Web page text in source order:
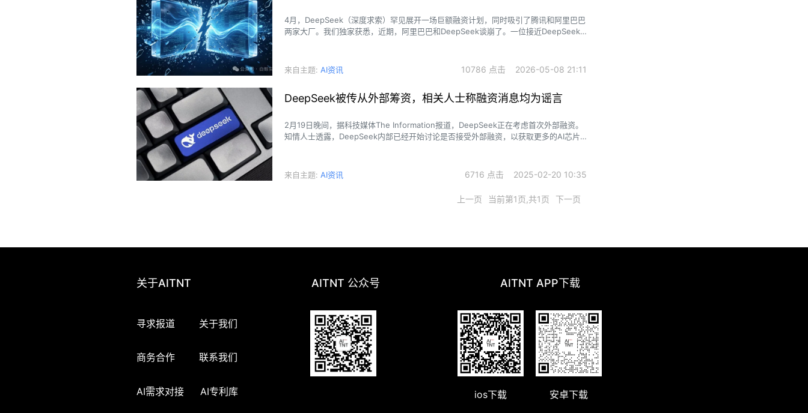
4月，DeepSeek（深度求索）罕见展开一场巨额融资计划，同时吸引了腾讯和阿里巴巴
两家大厂。我们独家获悉，近期，阿里巴巴和DeepSeek谈崩了。一位接近DeepSeek
减少条款层面的束缚。
来自主题: AI资讯 10786 点击 2026-05-08 21:11
DeepSeek被传从外部筹资，相关人士称融资消息均为谣言
2月19日晚间，据科技媒体The Information报道，DeepSeek正在考虑首次外部融资。
知情人士透露，DeepSeek内部已经开始讨论是否接受外部融资，以获取更多的AI芯片
来自主题: AI资讯 6716 点击 2025-02-20 10:35
上一页 当前第1页,共1页 下一页
关于AITNT AITNT 公众号 AITNT APP下载
寻求报道 关于我们
商务合作 联系我们
AI需求对接 AI专利库 ios下载 安卓下载